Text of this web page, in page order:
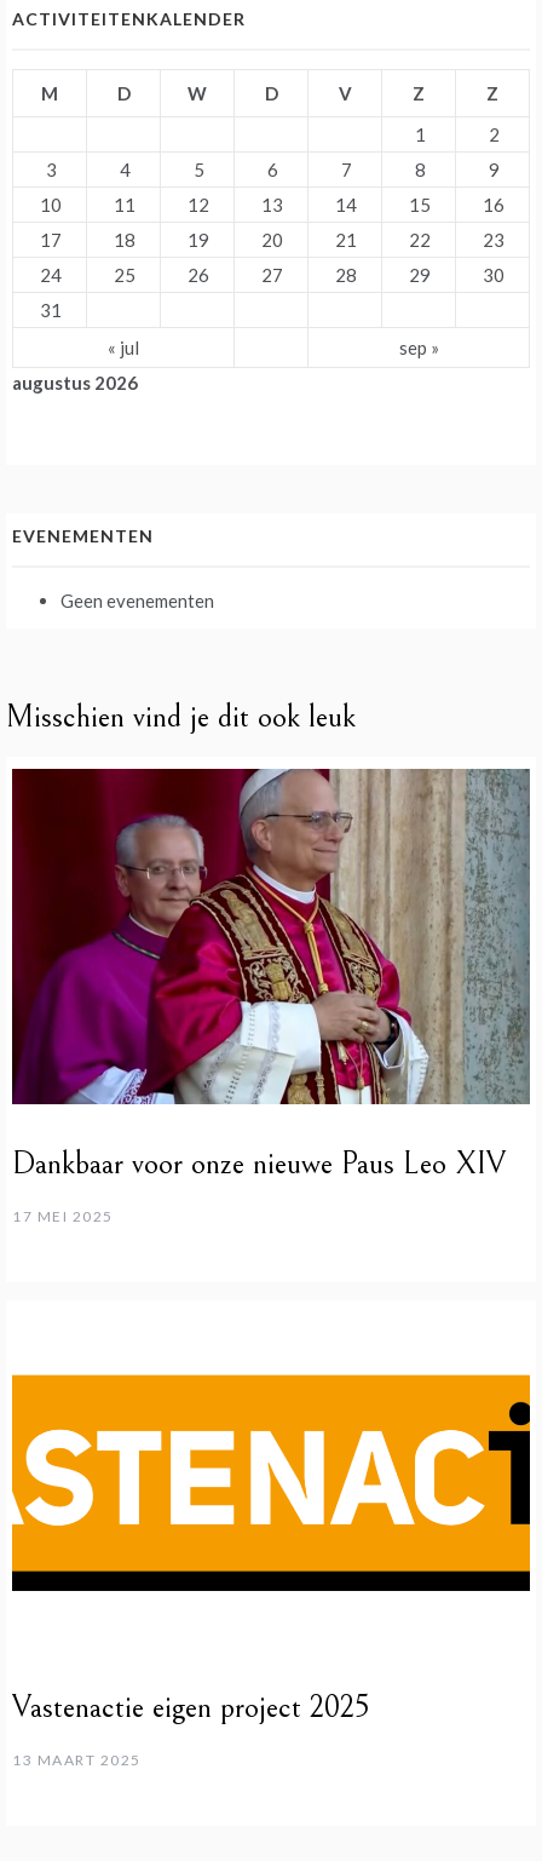
ACTIVITEITENKALENDER
augustus 2026
M D W D V Z
Z
1
2
3
4 5 6 7 8
9
10
11 12 13 14 15
16
17
18 19 20 21 22
23
24
25 26 27 28 29
30
31
« jul
sep »
EVENEMENTEN
Geen evenementen
Misschien vind je dit ook leuk
Dankbaar voor onze nieuwe Paus Leo XIV
17 MEI 2025
Vastenactie eigen project 2025
13 MAART 2025